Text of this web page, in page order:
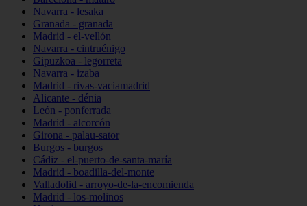
Navarra - lesaka
Granada - granada
Madrid - el-vellón
Navarra - cintruénigo
Gipuzkoa - legorreta
Navarra - izaba
Madrid - rivas-vaciamadrid
Alicante - dénia
León - ponferrada
Madrid - alcorcón
Girona - palau-sator
Burgos - burgos
Cádiz - el-puerto-de-santa-maría
Madrid - boadilla-del-monte
Valladolid - arroyo-de-la-encomienda
Madrid - los-molinos